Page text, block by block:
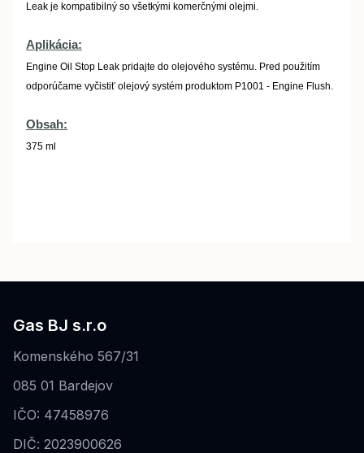
Leak je kompatibilný so všetkými komerčnými olejmi.
Aplikácia:
Engine Oil Stop Leak pridajte do olejového systému. Pred použitím
odporúčame vyčistiť olejový systém produktom P1001 - Engine Flush.
Obsah:
375 ml
Gas BJ s.r.o
Komenského 567/31
085 01 Bardejov
IČO: 47458976
DIČ: 2023900626